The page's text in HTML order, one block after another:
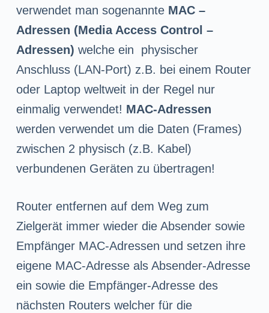
verwendet man sogenannte MAC –
Adressen (Media Access Control –
Adressen) welche ein physischer
Anschluss (LAN-Port) z.B. bei einem Router
oder Laptop weltweit in der Regel nur
einmalig verwendet! MAC-Adressen
werden verwendet um die Daten (Frames)
zwischen 2 physisch (z.B. Kabel)
verbundenen Geräten zu übertragen!
Router entfernen auf dem Weg zum
Zielgerät immer wieder die Absender sowie
Empfänger MAC-Adressen und setzen ihre
eigene MAC-Adresse als Absender-Adresse
ein sowie die Empfänger-Adresse des
nächsten Routers welcher für die